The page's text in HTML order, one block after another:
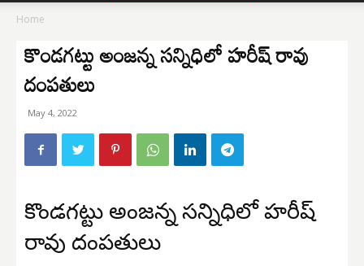
Home
కొండగట్టు అంజన్న సన్నిధిలో హరీష్ రావు
దంపతులు
May 4, 2022
కొండగట్టు అంజన్న సన్నిధిలో హరీష్
రావు దంపతులు